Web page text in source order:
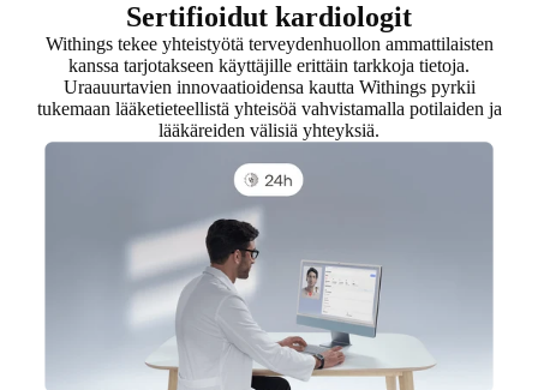
Sertifioidut kardiologit
Withings tekee yhteistyötä terveydenhuollon ammattilaisten
kanssa tarjotakseen käyttäjille erittäin tarkkoja tietoja.
Uraauurtavien innovaatioidensa kautta Withings pyrkii
tukemaan lääketieteellistä yhteisöä vahvistamalla potilaiden ja
lääkäreiden välisiä yhteyksiä.